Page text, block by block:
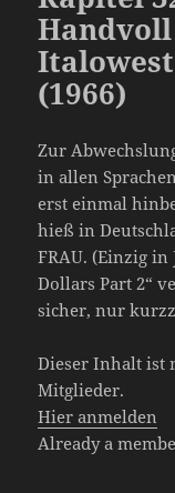
(1966)
Zur
in allen
erst einmal
hieß in
FRAU. (Einzig in
Dollars Part 2“
sicher, nur
Dieser Inhalt ist
Mitglieder.
Hier anmelden
Already a